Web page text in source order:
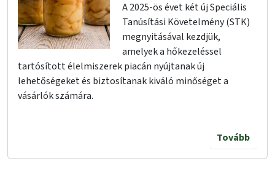
A 2025-ös évet két új Speciális
Tanúsítási Követelmény (STK)
megnyitásával kezdjük,
amelyek a hőkezeléssel
tartósított élelmiszerek piacán nyújtanak új
lehetőségeket és biztosítanak kiváló minőséget a
vásárlók számára.
Tovább